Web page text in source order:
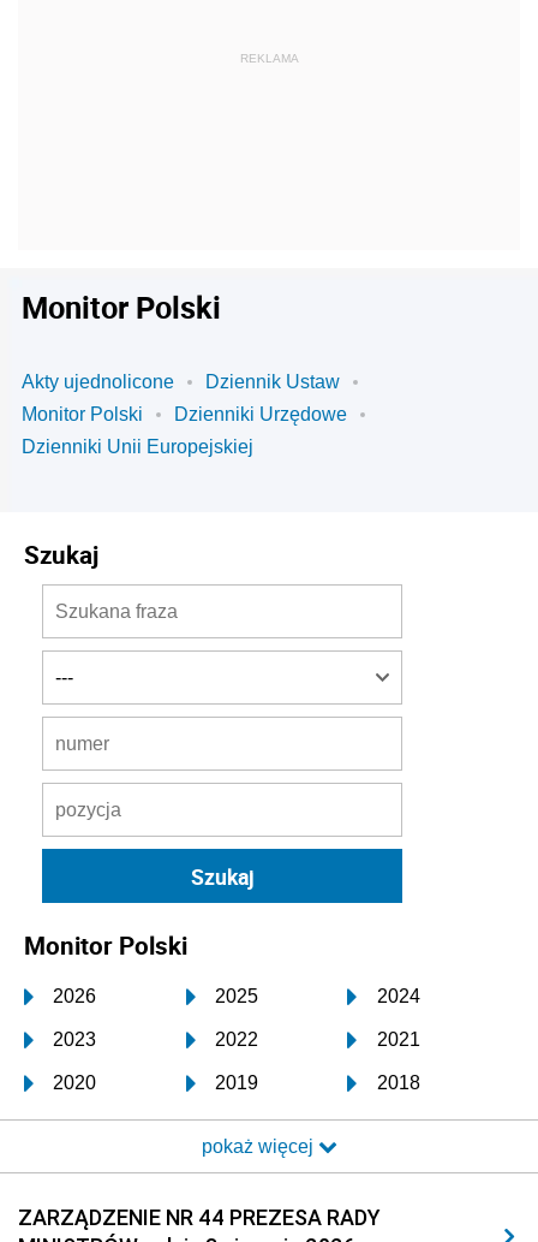
Monitor Polski
Akty ujednolicone
Dziennik Ustaw
Monitor Polski
Dzienniki Urzędowe
Dzienniki Unii Europejskiej
Szukaj
Monitor Polski
2026 2025 2024
2023 2022 2021
2020 2019 2018
2017 2016 2015
2014 2013 2012
2011 2010 2009
pokaż więcej
ZARZĄDZENIE NR 44 PREZESA RADY